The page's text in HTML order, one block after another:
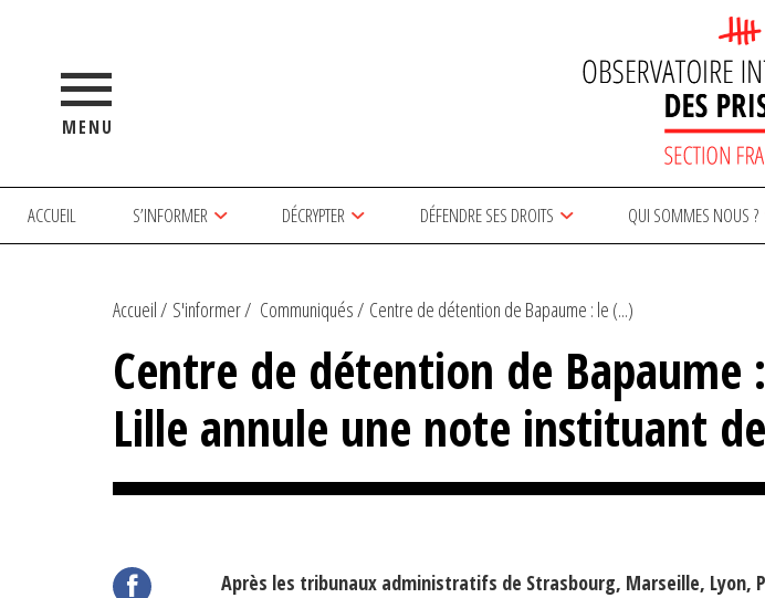
MENU
ACCUEIL S’INFORMER DÉCRYPTER DÉFENDRE SES DROITS QUI SOMMES NOUS ?
Accueil S'informer Communiqués Centre de détention de Bapaume : le (...)
Centre de détention de
Lille annule une note instituant
Après les tribunaux administratifs de Strasbourg, Marseille, Lyon,